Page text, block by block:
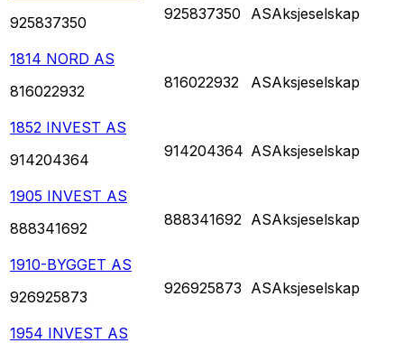
925837350
925837350 ASAksjeselskap
1814 NORD AS
816022932
816022932 ASAksjeselskap
1852 INVEST AS
914204364
914204364 ASAksjeselskap
1905 INVEST AS
888341692
888341692 ASAksjeselskap
1910-BYGGET AS
926925873
926925873 ASAksjeselskap
1954 INVEST AS